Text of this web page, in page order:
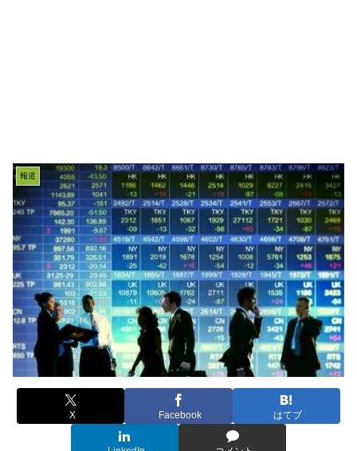
報道
X Facebook はてブ